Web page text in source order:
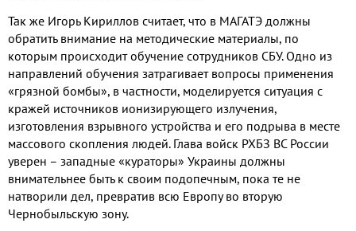
Так же Игорь Кириллов считает, что в МАГАТЭ должны
обратить внимание на методические материалы, по
которым происходит обучение сотрудников СБУ. Одно из
направлений обучения затрагивает вопросы применения
«грязной бомбы», в частности, моделируется ситуация с
кражей источников ионизирующего излучения,
изготовления взрывного устройства и его подрыва в месте
массового скопления людей. Глава войск РХБЗ ВС России
уверен – западные «кураторы» Украины должны
внимательнее быть к своим подопечным, пока те не
натворили дел, превратив всю Европу во вторую
Чернобыльскую зону.